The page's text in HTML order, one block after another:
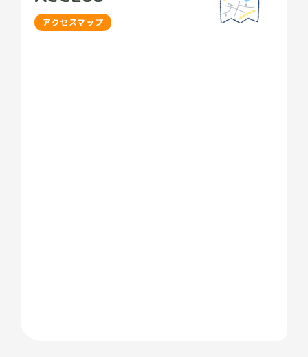
アクセスマップ